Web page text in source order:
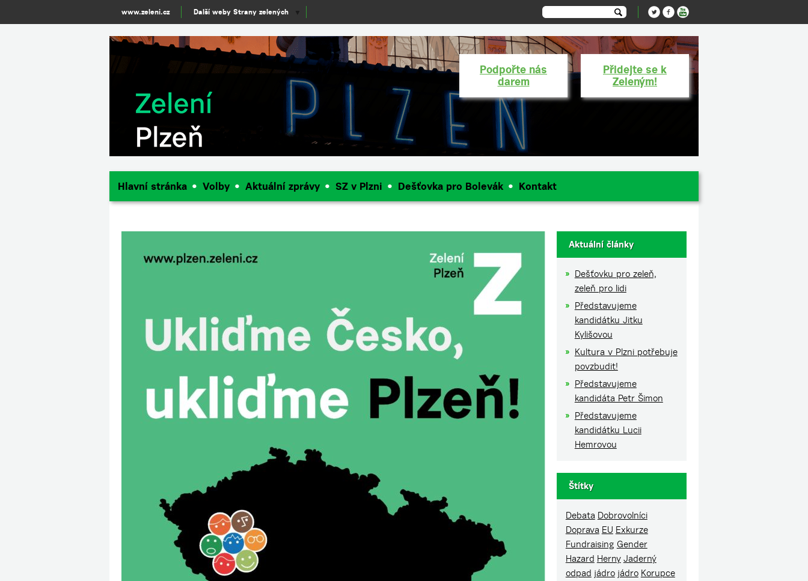
Přidejte se k
Zeleným!
Podpořte nás
darem
Hlavní stránka Volby Aktuální zprávy SZ v Plzni Dešťovka pro Bolevák Kontakt
Aktuální články
Dešťovku pro zeleň,
zeleň pro lidi
Představujeme
kandidátku Jitku
Kylišovou
Kultura v Plzni potřebuje
povzbudit!
Představujeme
kandidáta Petr Šimon
Představujeme
kandidátku Lucii
Hemrovou
Štítky
Debata Dobrovolníci
Doprava EU Exkurze
Fundraising Gender
Hazard Herny Jaderný
odpad jádro jádro Korupce
www.zeleni.cz Další weby Strany zelených ▼